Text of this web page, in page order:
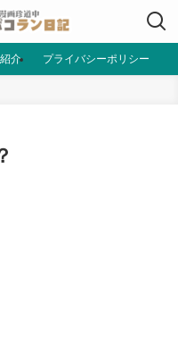
介 プライバシーポリシー